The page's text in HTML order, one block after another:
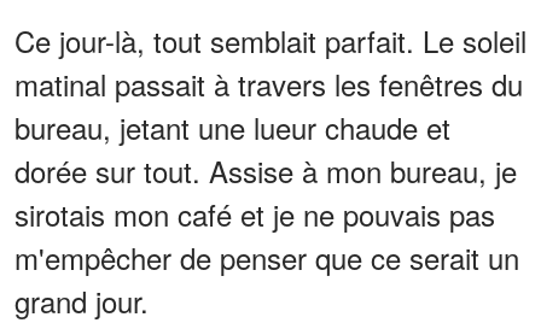
Ce jour-là, tout semblait parfait. Le soleil
matinal passait à travers les fenêtres du
bureau, jetant une lueur chaude et
dorée sur tout. Assise à mon bureau, je
sirotais mon café et je ne pouvais pas
m'empêcher de penser que ce serait un
grand jour.